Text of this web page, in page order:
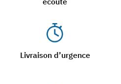
Livraison d’urgence